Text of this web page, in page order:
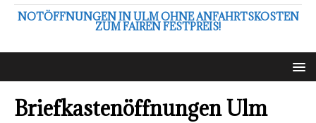
NOTÖFFNUNGEN IN ULM OHNE ANFAHRTSKOSTEN
ZUM FAIREN FESTPREIS!
Briefkastenöffnungen Ulm